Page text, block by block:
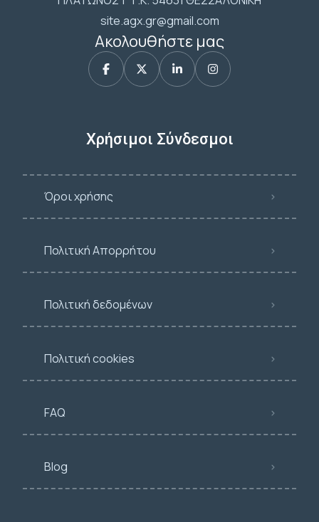
site.agx.gr@gmail.com
Ακολουθήστε μας
Χρήσιμοι Σύνδεσμοι
Όροι χρήσης
Πολιτική Απορρήτου
Πολιτική δεδομένων
Πολιτική cookies
FAQ
Blog